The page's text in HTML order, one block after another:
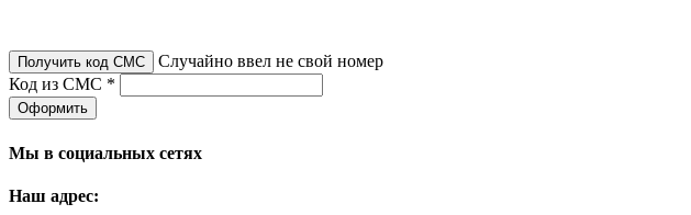
Получить код СМС
Случайно ввел не свой номер
Код из СМС *
Оформить
Мы в социальных сетях
Наш адрес: